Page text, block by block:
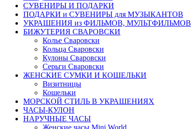
СУВЕНИРЫ И ПОДАРКИ
ПОДАРКИ и СУВЕНИРЫ для МУЗЫКАНТОВ
УКРАШЕНИЯ из ФИЛЬМОВ, МУЛЬТФИЛЬМОВ
БИЖУТЕРИЯ СВАРОВСКИ
Колье Сваровски
Кольца Сваровски
Кулоны Сваровски
Серьги Сваровски
ЖЕНСКИЕ СУМКИ И КОШЕЛЬКИ
Визитницы
Кошельки
МОРСКОЙ СТИЛЬ В УКРАШЕНИЯХ
ЧАСЫ-КУЛОН
НАРУЧНЫЕ ЧАСЫ
Женские часы Mini World